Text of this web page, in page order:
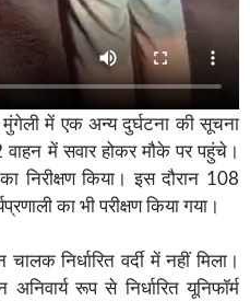
में एक अन्य दुर्घटना की सूचना
में सवार होकर मौके पर पहुंचे।
निरीक्षण किया। इस दौरान 108
का भी परीक्षण किया गया।
निर्धारित वर्दी में नहीं मिला।
रूप से निर्धारित यूनिफॉर्म